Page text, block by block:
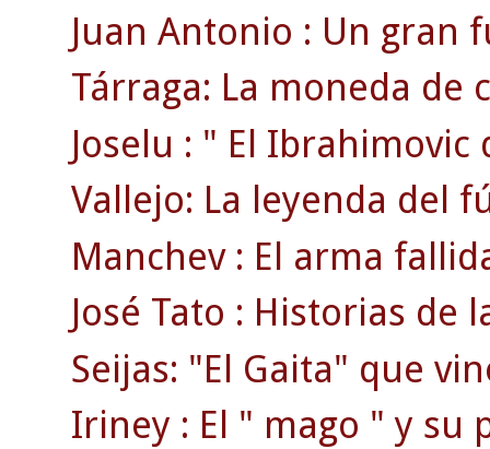
Juan Antonio : Un gran
Tárraga: La moneda de
Joselu : " El Ibrahimovic
Vallejo: La leyenda del
Manchev : El arma
José Tato : Historias de
Seijas: "El Gaita" que
Iriney : El " mago " y su